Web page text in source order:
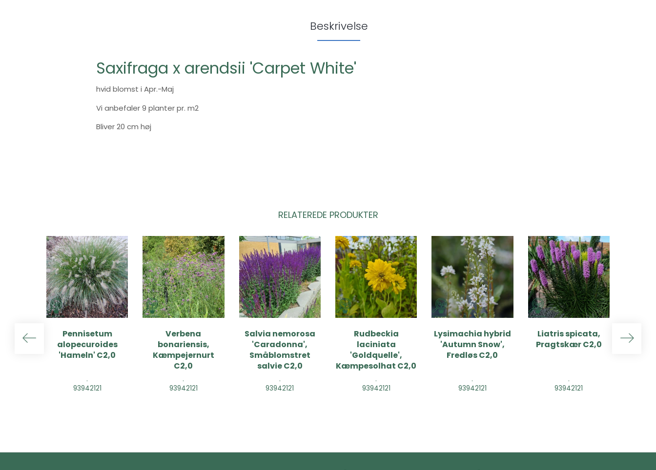
Beskrivelse
Saxifraga x arendsii 'Carpet White'
hvid blomst i Apr.-Maj
Vi anbefaler 9 planter pr. m2
Bliver 20 cm høj
RELATEREDE PRODUKTER
Pennisetum
alopecuroides
'Hameln' C2,0
.
93942121
Verbena
bonariensis,
Kæmpejernurt
C2,0
.
93942121
Salvia nemorosa
'Caradonna',
Småblomstret
salvie C2,0
.
93942121
Rudbeckia
laciniata
'Goldquelle',
Kæmpesolhat C2,0
.
93942121
Lysimachia hybrid
'Autumn Snow',
Fredløs C2,0
.
93942121
Liatris spicata,
Pragtskær C2,0
.
93942121